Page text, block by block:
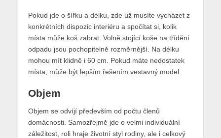
Pokud jde o šířku a délku, zde už musíte vycházet z
konkrétních dispozic interiéru a spočítat si, kolik
místa může koš zabrat. Volně stojící koše na třídění
odpadu jsou pochopitelně rozměrnější. Na délku
mohou mít klidně i 60 cm. Pokud máte nedostatek
místa, může být lepším řešením vestavný model.
Objem
Objem se odvíjí především od počtu členů
domácnosti. Samozřejmě jde o velmi individuální
záležitost, roli hraje životní styl rodiny, ale i celkový